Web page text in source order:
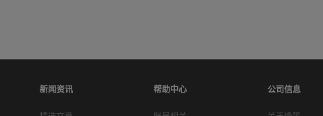
新闻资讯 帮助中心 公司信息